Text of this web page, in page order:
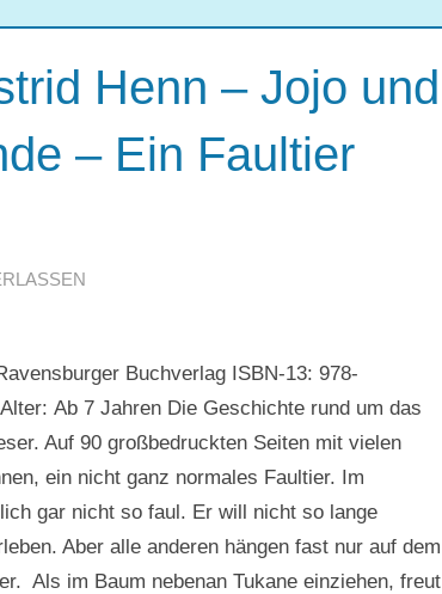
Henn – Jojo und
– Ein Faultier
Buchverlag ISBN-13: 978-
Ab 7 Jahren Die Geschichte rund um das
Auf 90 großbedruckten Seiten mit vielen
ein nicht ganz normales Faultier. Im
gar nicht so faul. Er will nicht so lange
Aber alle anderen hängen fast nur auf dem
Als im Baum nebenan Tukane einziehen, freut